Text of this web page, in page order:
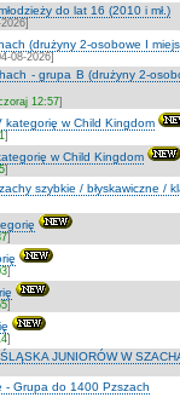
do lat 16 (2010 i mł.)
(drużyny 2-osobowe I
08-2026]
- grupa B (drużyny 2-
12:57]
kategorię w Child Kingdom
]
w Child Kingdom
]
szybkie / błyskawiczne /
]
]
]
]
JUNIORÓW W
- Grupa do 1400 Pzszach